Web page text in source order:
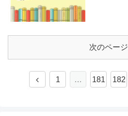
次のページ
1 … 181 182